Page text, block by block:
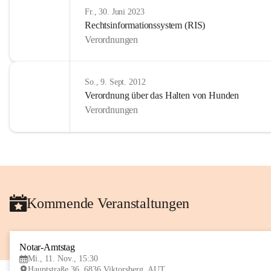
Fr., 30. Juni 2023
Rechtsinformationssystem (RIS)
Verordnungen
So., 9. Sept. 2012
Verordnung über das Halten von Hunden
Verordnungen
Kommende Veranstaltungen
Notar-Amtstag
Mi., 11. Nov., 15:30